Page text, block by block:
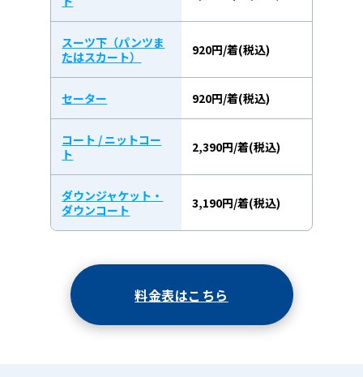
スーツ下（パンツま
たはスカート）
920円/着(税込)
セーター 920円/着(税込)
コート / ニットコー
ト
2,390円/着(税込)
ダウンジャケット・
ダウンコート
3,190円/着(税込)
料金表はこちら